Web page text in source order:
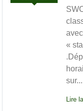
«
sur...
Lire